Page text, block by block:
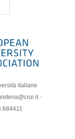
italiane
-
684411